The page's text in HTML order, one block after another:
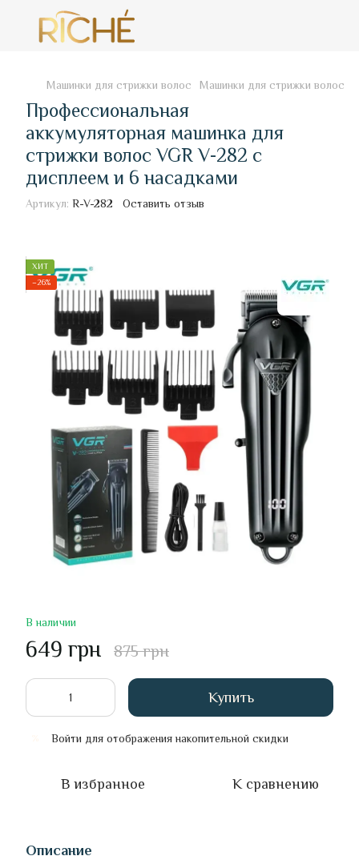
Машинки для стрижки волос Машинки для стрижки волос
Профессиональная
аккумуляторная машинка для
стрижки волос VGR V-282 с
дисплеем и 6 насадками
Артикул: R-V-282 Оставить отзыв
ХИТ
−26%
В наличии
649 грн 875 грн
Купить
Войти для отображения накопительной скидки
В избранное К сравнению
Описание